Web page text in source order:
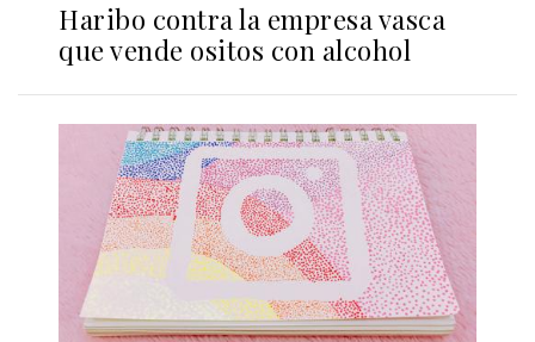
Haribo contra la empresa vasca
que vende ositos con alcohol